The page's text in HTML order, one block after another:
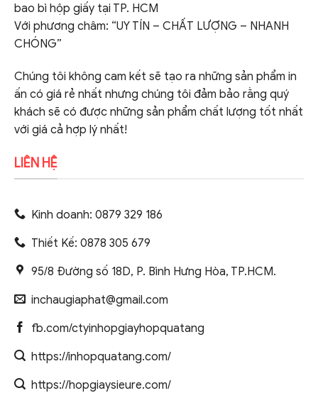
bao bì hộp giấy tại TP. HCM
Với phương châm: “UY TÍN – CHẤT LƯỢNG – NHANH
CHÓNG”
Chúng tôi không cam kết sẽ tạo ra những sản phẩm in
ấn có giá rẻ nhất nhưng chúng tôi đảm bảo rằng quý
khách sẽ có được những sản phẩm chất lượng tốt nhất
với giá cả hợp lý nhất!
LIÊN HỆ
Kinh doanh: 0879 329 186
Thiết Kế: 0878 305 679
95/8 Đường số 18D, P. Bình Hưng Hòa, TP.HCM.
inchaugiaphat@gmail.com
fb.com/ctyinhopgiayhopquatang
https://inhopquatang.com/
https://hopgiaysieure.com/